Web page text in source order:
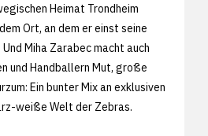
Heimat Trondheim
Ort, an dem er einst seine
Miha Zarabec macht auch
und Handballern Mut, große
Ein bunter Mix an exklusiven
weiße Welt der Zebras.